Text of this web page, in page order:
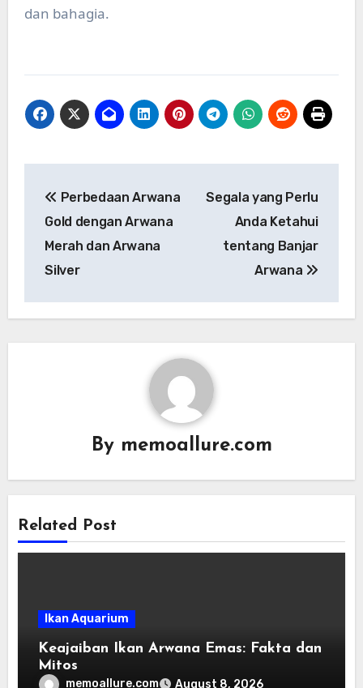
dan bahagia.
navigation
Perbedaan Arwana
Gold dengan Arwana
Merah dan Arwana
Silver
Segala yang Perlu
Anda Ketahui
tentang Banjar
Arwana
By memoallure.com
Related Post
Ikan Aquarium
Keajaiban Ikan Arwana Emas: Fakta dan
Mitos
memoallure.com August 8, 2026